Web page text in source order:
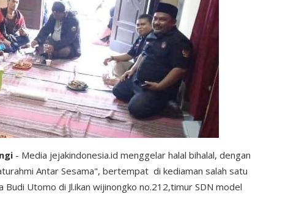
- Media jejakindonesia.id menggelar halal bihalal, dengan
Antar Sesama", bertempat di kediaman salah satu
Utomo di Jl.ikan wijinongko no.212,timur SDN model